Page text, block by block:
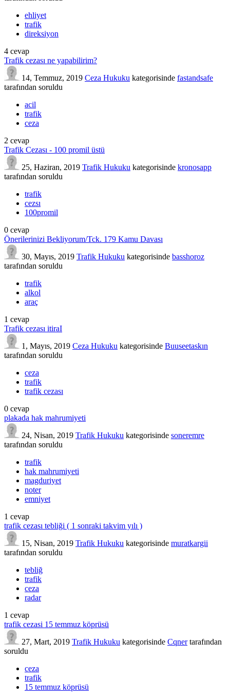
ehliyet
trafik
direksiyon
4 cevap
Trafik cezası ne yapabilirim?
14, Temmuz, 2019 Ceza Hukuku kategorisinde fastandsafe
tarafından soruldu
acil
trafik
ceza
2 cevap
Trafik Cezası - 100 promil üstü
25, Haziran, 2019 Trafik Hukuku kategorisinde kronosapp
tarafından soruldu
trafik
cezsı
100promil
0 cevap
Önerilerinizi Bekliyorum/Tck. 179 Kamu Davası
30, Mayıs, 2019 Trafik Hukuku kategorisinde basshoroz
tarafından soruldu
trafik
alkol
araç
1 cevap
Trafik cezası itiraI
1, Mayıs, 2019 Ceza Hukuku kategorisinde Buuseetaskın
tarafından soruldu
ceza
trafik
trafik cezası
0 cevap
plakada hak mahrumiyeti
24, Nisan, 2019 Trafik Hukuku kategorisinde soneremre
tarafından soruldu
trafik
hak mahrumiyeti
magduriyet
noter
emniyet
1 cevap
trafik cezası tebliği ( 1 sonraki takvim yılı )
15, Nisan, 2019 Trafik Hukuku kategorisinde muratkargii
tarafından soruldu
tebliğ
trafik
ceza
radar
1 cevap
trafik cezasi 15 temmuz köprüsü
27, Mart, 2019 Trafik Hukuku kategorisinde Cqner tarafından
soruldu
ceza
trafik
15 temmuz köprüsü